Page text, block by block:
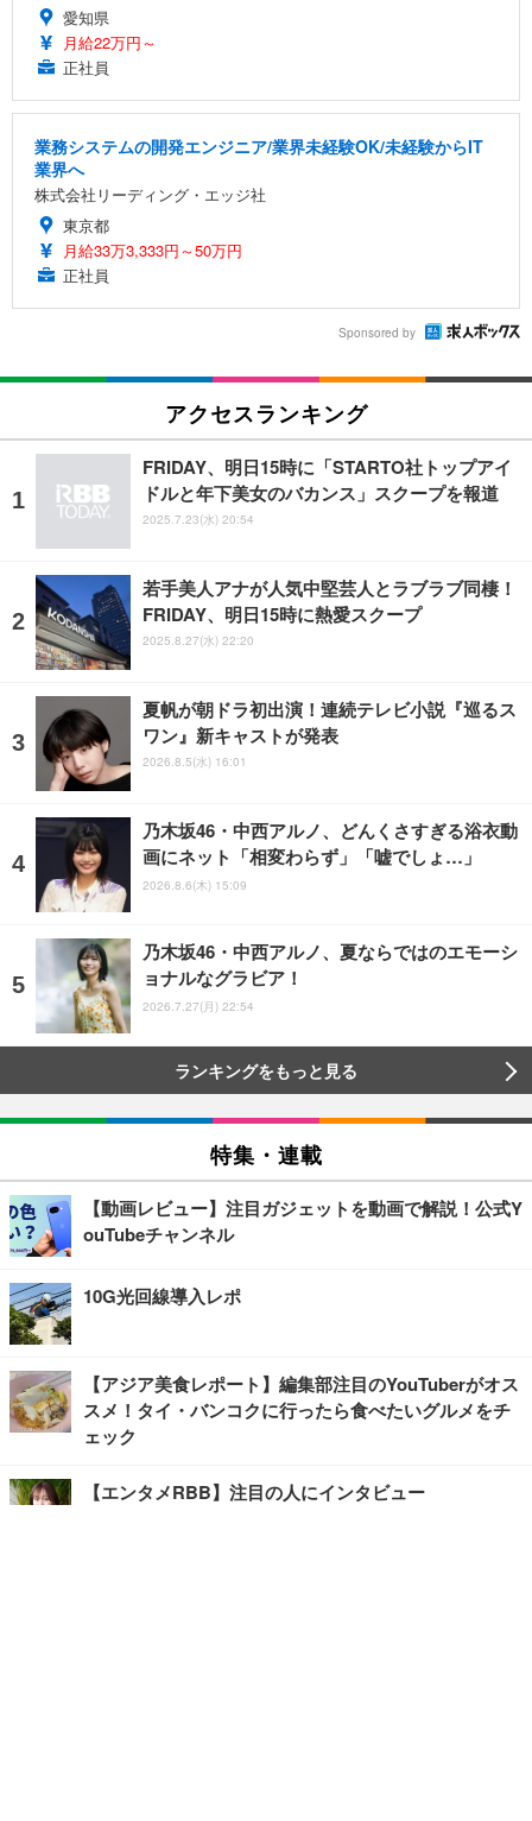
愛知県
月給22万円～
正社員
業務システムの開発エンジニア/業界未経験OK/未経験からIT
業界へ
株式会社リーディング・エッジ社
東京都
月給33万3,333円～50万円
正社員
Sponsored by
アクセスランキング
FRIDAY、明日15時に「STARTO社トップアイ
ドルと年下美女のバカンス」スクープを報道
2025.7.23(水) 20:54
若手美人アナが人気中堅芸人とラブラブ同棲！
FRIDAY、明日15時に熱愛スクープ
2025.8.27(水) 22:20
夏帆が朝ドラ初出演！連続テレビ小説『巡るス
ワン』新キャストが発表
2026.8.5(水) 16:01
乃木坂46・中西アルノ、どんくさすぎる浴衣動
画にネット「相変わらず」「嘘でしょ…」
2026.8.6(木) 15:09
乃木坂46・中西アルノ、夏ならではのエモーシ
ョナルなグラビア！
2026.7.27(月) 22:54
ランキングをもっと見る
特集・連載
【動画レビュー】注目ガジェットを動画で解説！公式Y
ouTubeチャンネル
10G光回線導入レポ
【アジア美食レポート】編集部注目のYouTuberがオス
スメ！タイ・バンコクに行ったら食べたいグルメをチ
ェック
【エンタメRBB】注目の人にインタビュー